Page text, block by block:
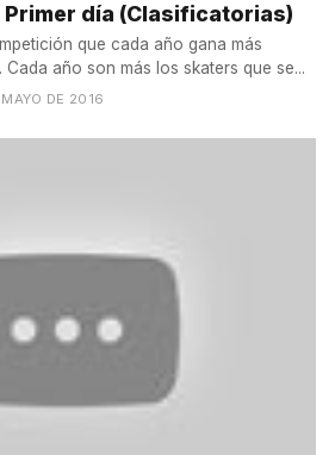
día (Clasificatorias)
que cada año gana más
año son más los skaters que se...
DE 2016